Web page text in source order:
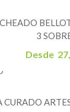
3
Desde